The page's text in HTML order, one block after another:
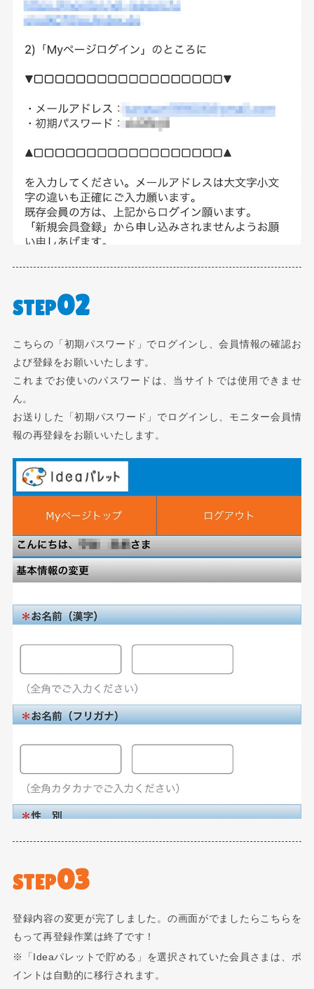
STEP02
こちらの「初期パスワード」でログインし、会員情報の確認お
よび登録をお願いいたします。
これまでお使いのパスワードは、当サイトでは使用できませ
ん。
お送りした「初期パスワード」でログインし、モニター会員情
報の再登録をお願いいたします。
STEP03
登録内容の変更が完了しました。の画面がでましたらこちらを
もって再登録作業は終了です！
※「Ideaパレットで貯める」を選択されていた会員さまは、ポ
イントは自動的に移行されます。